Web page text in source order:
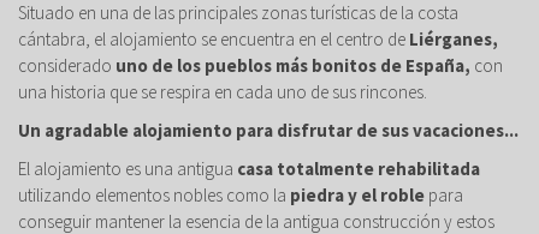
Situado en una de las principales zonas turísticas de la costa
cántabra, el alojamiento se encuentra en el centro de Liérganes,
considerado uno de los pueblos más bonitos de España, con
una historia que se respira en cada uno de sus rincones.
Un agradable alojamiento para disfrutar de sus vacaciones...
El alojamiento es una antigua casa totalmente rehabilitada
utilizando elementos nobles como la piedra y el roble para
conseguir mantener la esencia de la antigua construcción y estos